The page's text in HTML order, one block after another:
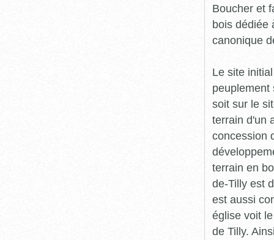
Boucher et
bois dédiée
canonique
Le site
peuplement
soit sur le
terrain d'un
concession
terrain en
de-Tilly est
est aussi
église voit
de Tilly.